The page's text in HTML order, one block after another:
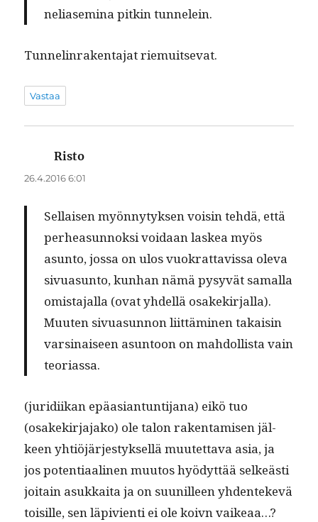
neliasem­i­na pitkin tunnelein.
Tun­nelin­rak­en­ta­jat riemuitsevat.
Vastaa
Risto
26.4.2016 6:01
Sel­l­aisen myön­ny­tyk­sen voisin tehdä, että
per­hea­sun­nok­si voidaan laskea myös
asun­to, jos­sa on ulos vuokrat­tavis­sa ole­va
sivua­sun­to, kun­han nämä pysyvät samal­la
omis­ta­jal­la (ovat yhdel­lä osakekir­jal­la).
Muuten sivua­sun­non liit­tämi­nen takaisin
varsi­naiseen asun­toon on mah­dol­lista vain
teoriassa.
(juridi­ikan epäasiantun­ti­jana) eikö tuo
(osakekir­ja­jako) ole talon rak­en­tamisen jäl­
keen yhtiöjärjestyk­sel­lä muutet­ta­va asia, ja
jos poten­ti­aa­li­nen muu­tos hyödyt­tää selkeästi
joitain asukkai­ta ja on suu­nilleen yhden­tekevä
toisille, sen läpivi­en­ti ei ole koivn vaikeaa…?